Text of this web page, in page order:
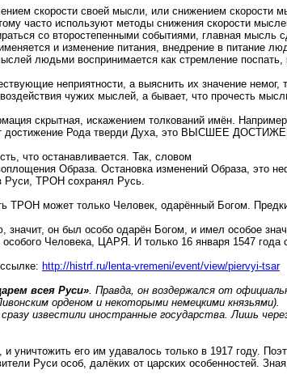
скорости своей мысли, или снижением скорости
часто используют методы снижения скорости
со второстепенными событиями, главная
и изменение питания, внедрение в питание
людьми воспринимается как стремление
неприятности, а выяснить их значение
чужих мыслей, а бывает, что прочесть
скрытная, искажением толкований имён.
достижение Рода тверди Духа, это ВЫСШЕЕ
что останавливается. Так, словом
Образа. Остановка изменений Образа,
Руси, ТРОН сохранял Русь.
ТРОН может только Человек, одарённый Богом.
он был особо одарён Богом, и имел особое
Человека, ЦАРЯ. И только 16 января 1547
http://histrf.ru/lenta-vremeni/event/view/piervyi-tsar
всея Руси». Правда, он воздержался от
орденом и некоторыми немецкими князьями).
известили иностранные государства. Лишь
уничтожить его им удавалось только в 1917 году.
Руси особ, далёких от царских особенностей.